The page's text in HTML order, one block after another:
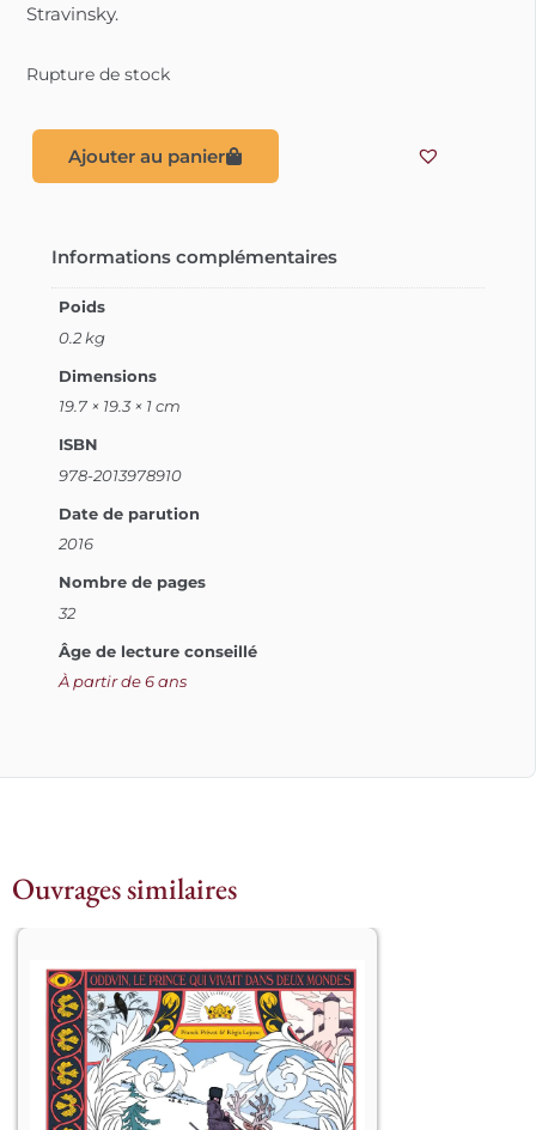
Stravinsky.
Rupture de stock
Ajouter au panier
Informations complémentaires
Poids
0.2 kg
Dimensions
19.7 × 19.3 × 1 cm
ISBN
978-2013978910
Date de parution
2016
Nombre de pages
32
Âge de lecture conseillé
À partir de 6 ans
Ouvrages similaires
									Un
roi tyrannique père de trois garçons
dont les infirmités respectives (sourd,
aveugle et muet) symbolisent ses
fautes à l’égard de son peuple, est
chassé de son trône. Seul, son